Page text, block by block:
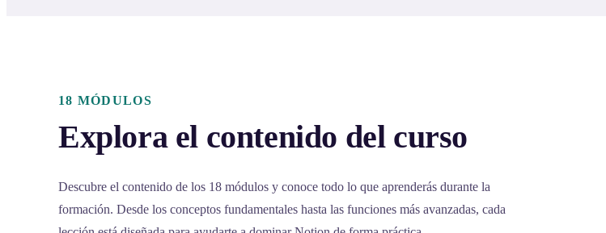
18 MÓDULOS
Explora el contenido del curso
Descubre el contenido de los 18 módulos y conoce todo lo que aprenderás durante la
formación. Desde los conceptos fundamentales hasta las funciones más avanzadas, cada